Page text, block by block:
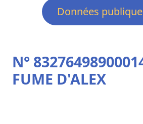
Données
N°
FUME D'ALEX